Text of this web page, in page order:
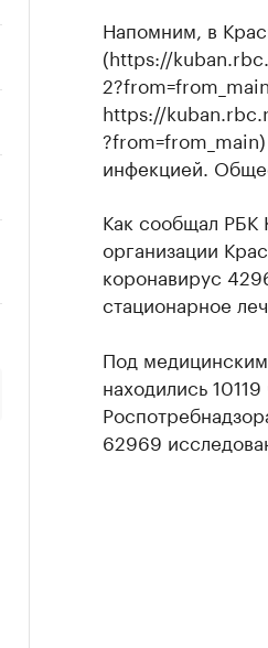
Напомним, в
(https://
2?from=from_main
https://
инфекцией.
Как сообщал РБК
организации
коронавирус
стационарное
Под
находились
62969